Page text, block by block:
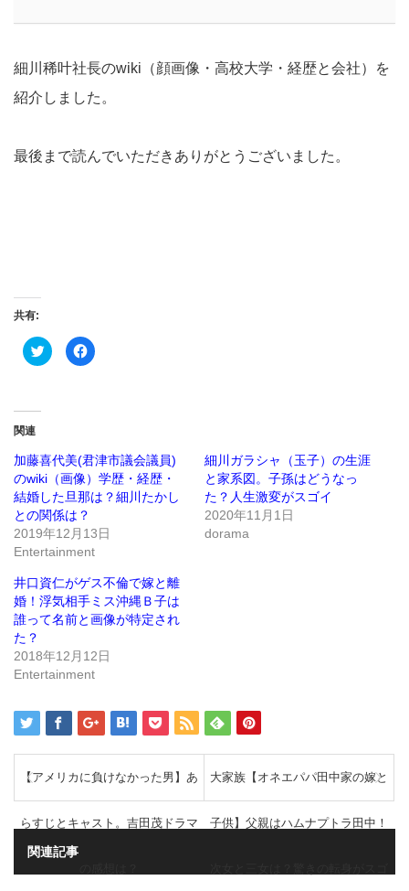
細川稀叶社長のwiki（顔画像・高校大学・経歴と会社）を
紹介しました。
最後まで読んでいただきありがとうございました。
共有:
ク
リ
(新
し
い
ウ
ィ
ン
ド
ウ
で
開
ま
す)
Facebook
で
ッ
ク
し
て
く
い
(新
し
ウ
ィ
ン
ド
ウ
き
す)
関連
加藤喜代美(君津市議会議員)
のwiki（画像）学歴・経歴・
結婚した旦那は？細川たかし
との関係は？
2019年12月13日
Entertainment
細川ガラシャ（玉子）の生涯
と家系図。子孫はどうなっ
た？人生激変がスゴイ
2020年11月1日
dorama
井口資仁がゲス不倫で嫁と離
婚！浮気相手ミス沖縄Ｂ子は
誰って名前と画像が特定され
た？
2018年12月12日
Entertainment
【アメリカに負けなかった男】あ
らすじとキャスト。吉田茂ドラマ
大家族【オネエパパ田中家の嫁と
子供】父親はハムナプトラ田中！
関連記事